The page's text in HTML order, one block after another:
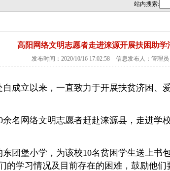
站内搜索:
高阳网络文明志愿者走进涞源开展扶困助学
发布时间：2020/10/16 17:02:58 信息发布人：管理员
成立以来，一直致力于开展扶贫济困、
余名网络文明志愿者赶赴涞源县，走进学
团堡小学，为该校10名贫困学生送上书
的学习情况及目前存在的困难，鼓励他